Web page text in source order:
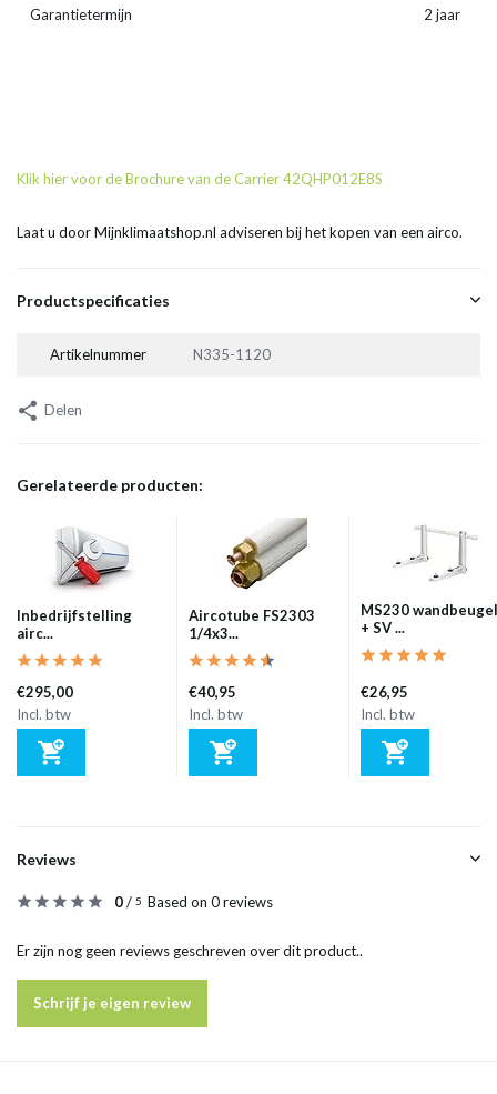
Garantietermijn 2 jaar
Klik hier voor de Brochure van de Carrier 42QHP012E8S
Laat u door Mijnklimaatshop.nl adviseren bij het kopen van een airco.
Productspecificaties
Artikelnummer N335-1120
Delen
Gerelateerde producten:
Inbedrijfstelling
airc...
€295,00
Incl. btw
Aircotube FS2303
1/4x3...
€40,95
Incl. btw
MS230 wandbeugel
+ SV ...
€26,95
Incl. btw
Reviews
0/ 5 Based on 0 reviews
Er zijn nog geen reviews geschreven over dit product..
Schrijf je eigen review